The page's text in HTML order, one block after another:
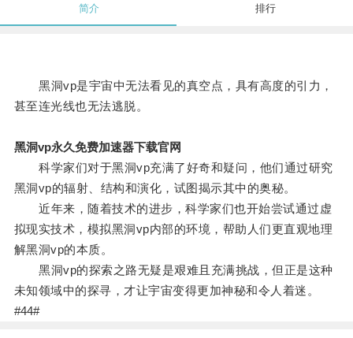
简介 排行
黑洞vp是宇宙中无法看见的真空点，具有高度的引力，
甚至连光线也无法逃脱。
黑洞vp永久免费加速器下载官网
科学家们对于黑洞vp充满了好奇和疑问，他们通过研究
黑洞vp的辐射、结构和演化，试图揭示其中的奥秘。
近年来，随着技术的进步，科学家们也开始尝试通过虚
拟现实技术，模拟黑洞vp内部的环境，帮助人们更直观地理
解黑洞vp的本质。
黑洞vp的探索之路无疑是艰难且充满挑战，但正是这种
未知领域中的探寻，才让宇宙变得更加神秘和令人着迷。
#44#